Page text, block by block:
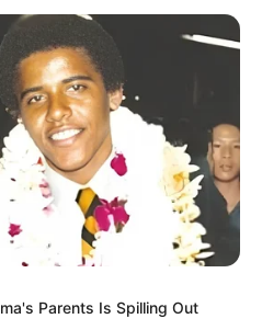
Sie folgende Zutaten:
geschnitten
in dünne Scheiben
Parents Is Spilling Out